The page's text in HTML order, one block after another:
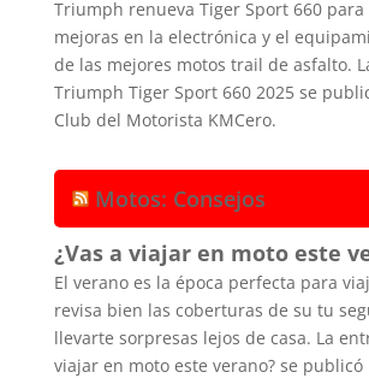
Triumph renueva Tiger Sport 660 para
mejoras en la electrónica y el
de las mejores motos trail de asfalto.
Triumph Tiger Sport 660 2025 se
Club del Motorista KMCero.
Motos: Consejos
¿Vas a viajar en moto este
El verano es la época perfecta para
revisa bien las coberturas de su tu
llevarte sorpresas lejos de casa. La
viajar en moto este verano? se